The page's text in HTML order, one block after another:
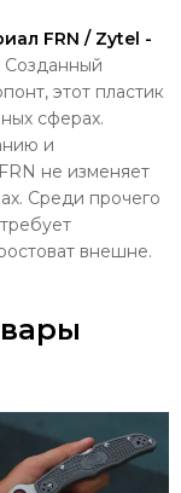
FRN / Zytel -
Созданный
этот пластик
сферах.
и
не изменяет
Среди прочего
внешне.